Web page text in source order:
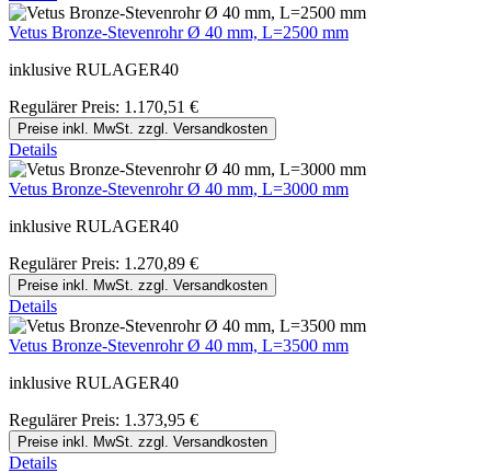
Vetus Bronze-Stevenrohr Ø 40 mm, L=2500 mm
inklusive RULAGER40
Regulärer Preis: 1.170,51 €
Preise inkl. MwSt. zzgl. Versandkosten
Details
Vetus Bronze-Stevenrohr Ø 40 mm, L=3000 mm
inklusive RULAGER40
Regulärer Preis: 1.270,89 €
Preise inkl. MwSt. zzgl. Versandkosten
Details
Vetus Bronze-Stevenrohr Ø 40 mm, L=3500 mm
inklusive RULAGER40
Regulärer Preis: 1.373,95 €
Preise inkl. MwSt. zzgl. Versandkosten
Details